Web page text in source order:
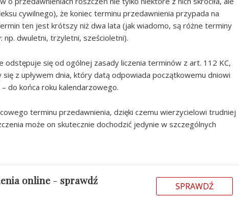
cywilnego), że koniec terminu przedawnienia przypada na
ten jest krótszy niż dwa lata (jak wiadomo, są różne terminy
np. dwuletni, trzyletni, sześcioletni).
odstępuje się od ogólnej zasady liczenia terminów z art. 112 KC,
z upływem dnia, który datą odpowiada początkowemu dniowi
do końca roku kalendarzowego.
terminu przedawnienia, dzięki czemu wierzycielowi trudniej
może on skutecznie dochodzić jedynie w szczególnych
online - sprawdź
SPRAWDŹ